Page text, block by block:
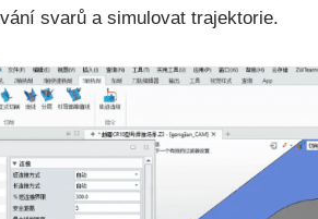
svarů a simulovat trajektorie.